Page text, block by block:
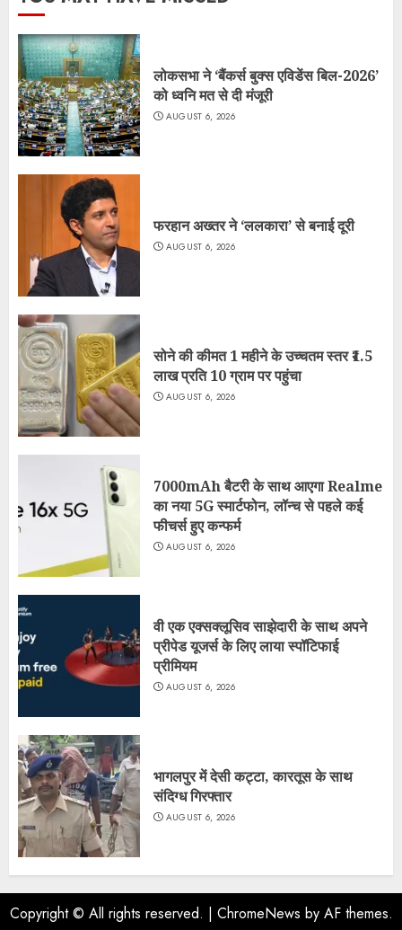
लोकसभा ने ‘बैंकर्स बुक्स एविडेंस बिल-2026’
को ध्वनि मत से दी मंजूरी
AUGUST 6, 2026
फरहान अख्तर ने ‘ललकारा’ से बनाई दूरी
AUGUST 6, 2026
सोने की कीमत 1 महीने के उच्चतम स्तर ₹1.5
लाख प्रति 10 ग्राम पर पहुंचा
AUGUST 6, 2026
7000mAh बैटरी के साथ आएगा Realme
का नया 5G स्मार्टफोन, लॉन्च से पहले कई
फीचर्स हुए कन्फर्म
AUGUST 6, 2026
वी एक एक्सक्लूसिव साझेदारी के साथ अपने
प्रीपेड यूजर्स के लिए लाया स्पॉटिफाई
प्रीमियम
AUGUST 6, 2026
भागलपुर में देसी कट्टा, कारतूस के साथ
संदिग्ध गिरफ्तार
AUGUST 6, 2026
Copyright © All rights reserved. | ChromeNews by AF themes.